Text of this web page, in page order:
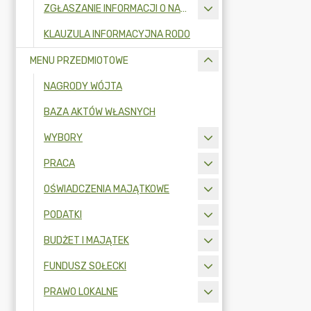
ZGŁASZANIE INFORMACJI O NARUSZENIU PRAWA I OCHRONA SYGNALISTÓW
KLAUZULA INFORMACYJNA RODO
MENU PRZEDMIOTOWE
NAGRODY WÓJTA
BAZA AKTÓW WŁASNYCH
WYBORY
PRACA
OŚWIADCZENIA MAJĄTKOWE
PODATKI
BUDŻET I MAJĄTEK
FUNDUSZ SOŁECKI
PRAWO LOKALNE